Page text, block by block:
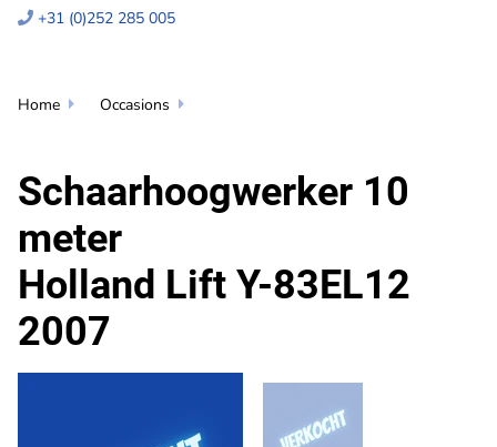
 +31 (0)252 285 005
Home  Occasions 
Schaarhoogwerker 10
meter
Holland Lift Y-83EL12
2007